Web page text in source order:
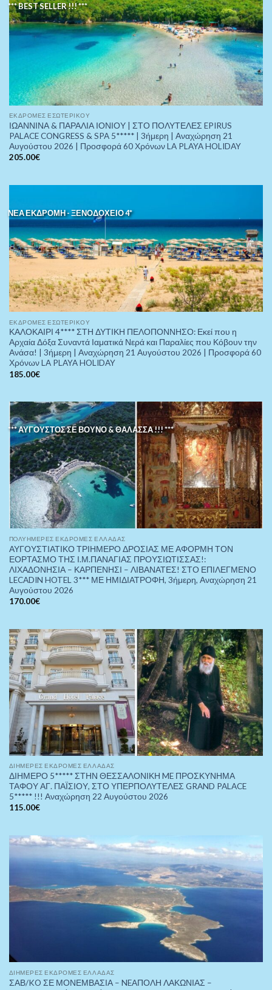
*** BEST SELLER !!! ***
ΕΚΔΡΟΜΈΣ ΕΣΩΤΕΡΙΚΟΎ
ΙΩΑΝΝΙΝΑ & ΠΑΡΑΛΙΑ ΙΟΝΙΟΥ | ΣΤΟ ΠΟΛΥΤΕΛΕΣ EPIRUS
PALACE CONGRESS & SPA 5***** | 3ήμερη | Αναχώρηση 21
Αυγούστου 2026 | Προσφορά 60 Χρόνων LA PLAYA HOLIDAY
205.00€
ΝΕΑ ΕΚΔΡΟΜΗ - ΞΕΝΟΔΟΧΕΙΟ 4*
ΕΚΔΡΟΜΈΣ ΕΣΩΤΕΡΙΚΟΎ
ΚΑΛΟΚΑΙΡΙ 4**** ΣΤΗ ΔΥΤΙΚΗ ΠΕΛΟΠΟΝΝΗΣΟ: Εκεί που η
Αρχαία Δόξα Συναντά Ιαματικά Νερά και Παραλίες που Κόβουν την
Ανάσα! | 3ήμερη | Αναχώρηση 21 Αυγούστου 2026 | Προσφορά 60
Χρόνων LA PLAYA HOLIDAY
185.00€
*** ΑΥΓΟΥΣΤΟΣ ΣΕ ΒΟΥΝΟ & ΘΑΛΑΣΣΑ !!! ***
ΠOΛΥΉΜΕΡΕΣ ΕΚΔΡΟΜΈΣ ΕΛΛΆΔΑΣ
ΑΥΓΟΥΣΤΙΑΤΙΚΟ ΤΡΙΗΜΕΡΟ ΔΡΟΣΙΑΣ ΜΕ ΑΦΟΡΜΗ ΤΟΝ
ΕΟΡΤΑΣΜΟ ΤΗΣ Ι.Μ.ΠΑΝΑΓΙΑΣ ΠΡΟΥΣΙΩΤΙΣΣΑΣ!:
ΛΙΧΑΔΟΝΗΣΙΑ – ΚΑΡΠΕΝΗΣΙ – ΛΙΒΑΝΑΤΕΣ! ΣΤΟ ΕΠΙΛΕΓΜΕΝΟ
LECADIN HOTEL 3*** ΜΕ ΗΜΙΔΙΑΤΡΟΦΗ, 3ήμερη, Αναχώρηση 21
Αυγούστου 2026
170.00€
ΔΙΉΜΕΡΕΣ ΕΚΔΡΟΜΈΣ ΕΛΛΆΔΑΣ
ΔΙΗΜΕΡΟ 5***** ΣΤΗΝ ΘΕΣΣΑΛΟΝΙΚΗ ME ΠΡΟΣΚΥΝΗΜΑ
ΤΑΦΟΥ ΑΓ. ΠΑΪΣΙΟΥ, ΣΤΟ ΥΠΕΡΠΟΛΥΤΕΛΕΣ GRAND PALACE
5***** !!! Αναχώρηση 22 Αυγούστου 2026
115.00€
ΔΙΉΜΕΡΕΣ ΕΚΔΡΟΜΈΣ ΕΛΛΆΔΑΣ
ΣΑΒ/KO ΣΕ ΜΟΝΕΜΒΑΣΙΑ – NEAΠΟΛΗ ΛΑΚΩΝΙΑΣ –